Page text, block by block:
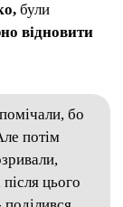
були
відновити
бо
потім
цього